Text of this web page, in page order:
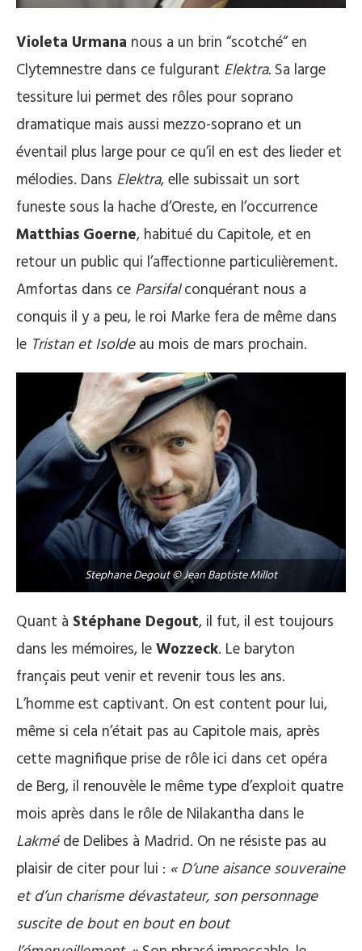
Violeta Urmana nous a un brin “scotché“ en
Clytemnestre dans ce fulgurant Elektra. Sa large
tessiture lui permet des rôles pour soprano
dramatique mais aussi mezzo-soprano et un
éventail plus large pour ce qu’il en est des lieder et
mélodies. Dans Elektra, elle subissait un sort
funeste sous la hache d’Oreste, en l’occurrence
Matthias Goerne, habitué du Capitole, et en
retour un public qui l’affectionne particulièrement.
Amfortas dans ce Parsifalconquérant nous a
conquis il y a peu, le roi Marke fera de même dans
le Tristan et Isoldeau mois de mars prochain.
Stephane Degout © Jean Baptiste Millot
Quant à Stéphane Degout, il fut, il est toujours
dans les mémoires, leWozzeck. Le baryton
français peut venir et revenir tous les ans.
L’homme est captivant. On est content pour lui,
même si cela n’était pas au Capitole mais, après
cette magnifique prise de rôle ici dans cet opéra
de Berg, il renouvèle le même type d’exploit quatre
mois après dans le rôle de Nilakantha dans le
Lakméde Delibes à Madrid. On ne résiste pas au
plaisir de citer pour lui : « D’une aisance souveraine
et d’un charisme dévastateur, son personnage
suscite de bout en bout en bout